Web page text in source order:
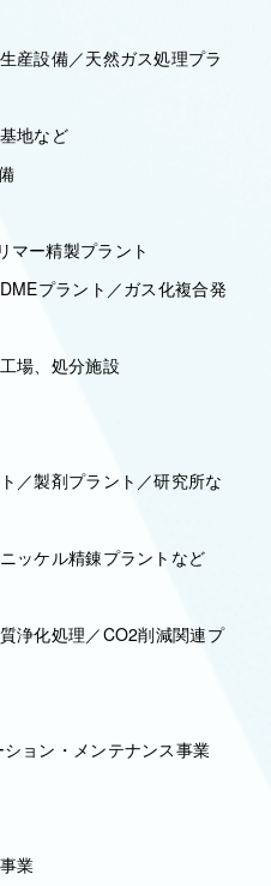
産設備／天然ガス処理プラ
地など
マー精製プラント
プラント／ガス化複合発
場、処分施設
／製剤プラント／研究所な
ッケル精錬プラントなど
浄化処理／CO2削減関連プ
ョン・メンテナンス事業
業